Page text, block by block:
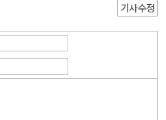
기사수정